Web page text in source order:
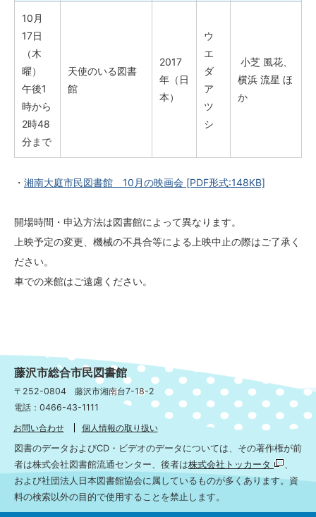
10月
17日
（木
曜）
午後1
時から
2時48
分まで
天使のいる図書
館
2017
年（日
本）
ウ
エ
ダ
ア
ツ
シ
小芝 風花、
横浜 流星 ほ
か
・ 湘南大庭市民図書館 10月の映画会 [PDF形式:148KB]
開場時間・申込方法は図書館によって異なります。
上映予定の変更、機械の不具合等による上映中止の際はご了承く
ださい。
車での来館はご遠慮ください。
藤沢市総合市民図書館
〒252-0804 藤沢市湘南台7-18-2
電話：0466-43-1111
お問い合わせ
個人情報の取り扱い
図書のデータおよびCD・ビデオのデータについては、その著作権が前
者は株式会社図書館流通センター、後者は株式会社トッカータ
および社団法人日本図書館協会に属しているものが多くあります。資
料の検索以外の目的で使用することを禁止します。